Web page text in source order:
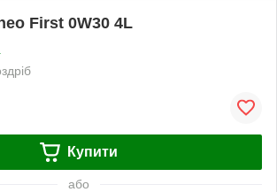
First 0W30 4L
Купити
або